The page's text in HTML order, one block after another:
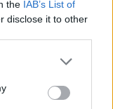
the IAB’s List of
disclose it to other
σε